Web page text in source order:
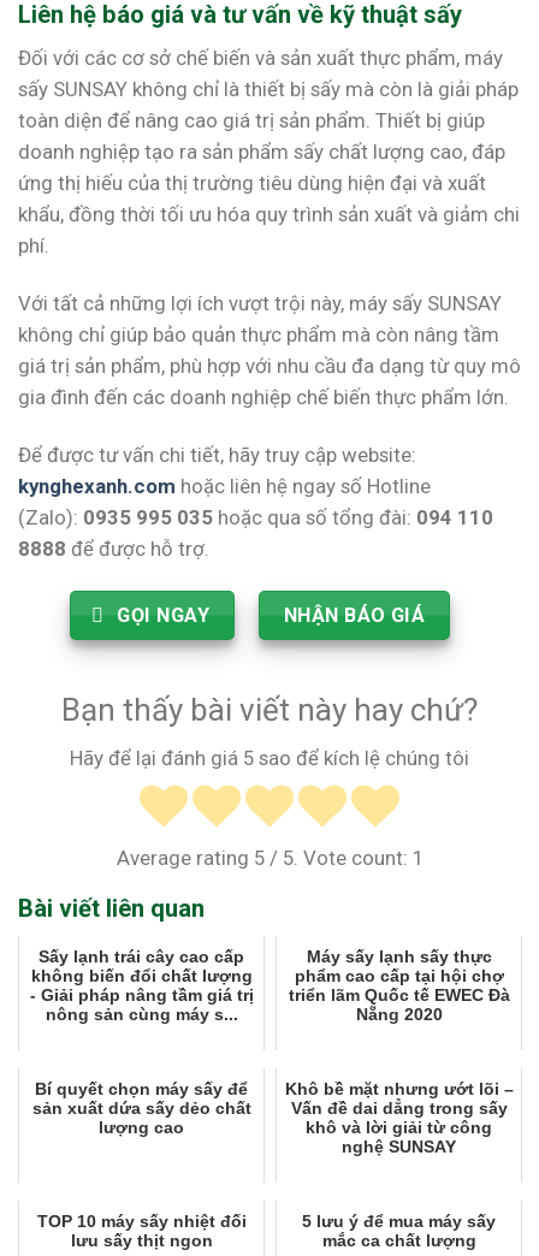
Liên hệ báo giá và tư vấn về kỹ thuật sấy
Đối với các cơ sở chế biến và sản xuất thực phẩm, máy
sấy SUNSAY không chỉ là thiết bị sấy mà còn là giải pháp
toàn diện để nâng cao giá trị sản phẩm. Thiết bị giúp
doanh nghiệp tạo ra sản phẩm sấy chất lượng cao, đáp
ứng thị hiếu của thị trường tiêu dùng hiện đại và xuất
khẩu, đồng thời tối ưu hóa quy trình sản xuất và giảm chi
phí.
Với tất cả những lợi ích vượt trội này, máy sấy SUNSAY
không chỉ giúp bảo quản thực phẩm mà còn nâng tầm
giá trị sản phẩm, phù hợp với nhu cầu đa dạng từ quy mô
gia đình đến các doanh nghiệp chế biến thực phẩm lớn.
Để được tư vấn chi tiết, hãy truy cập website:
kynghexanh.com hoặc liên hệ ngay số Hotline
(Zalo): 0935 995 035 hoặc qua số tổng đài: 094 110
8888 để được hỗ trợ.
GỌI NGAY NHẬN BÁO GIÁ
Bạn thấy bài viết này hay chứ?
Hãy để lại đánh giá 5 sao để kích lệ chúng tôi
Average rating 5/ 5. Vote count: 1
Bài viết liên quan
Sấy lạnh trái cây cao cấp
không biến đổi chất lượng
- Giải pháp nâng tầm giá trị
nông sản cùng máy s...
Máy sấy lạnh sấy thực
phẩm cao cấp tại hội chợ
triển lãm Quốc tế EWEC Đà
Nẵng 2020
Bí quyết chọn máy sấy để
sản xuất dứa sấy dẻo chất
lượng cao
Khô bề mặt nhưng ướt lõi –
Vấn đề dai dẳng trong sấy
khô và lời giải từ công
nghệ SUNSAY
TOP 10 máy sấy nhiệt đối
lưu sấy thịt ngon
5 lưu ý để mua máy sấy
mắc ca chất lượng